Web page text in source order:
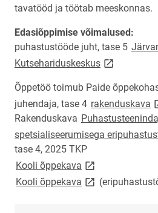
tavatööd ja töötab meeskonnas.
Edasiõppimise võimalused:
puhastustööde juht, tase 5
Kutsehariduskeskuslink opens on
Õppetöö toimub Paide
juhendaja, tase 4 rakenduskava
Rakenduskava
spetsialiseerumisega
tase 4, 2025 TKP
Kooli õppekava link opens on new
Kooli õppekava link opens on